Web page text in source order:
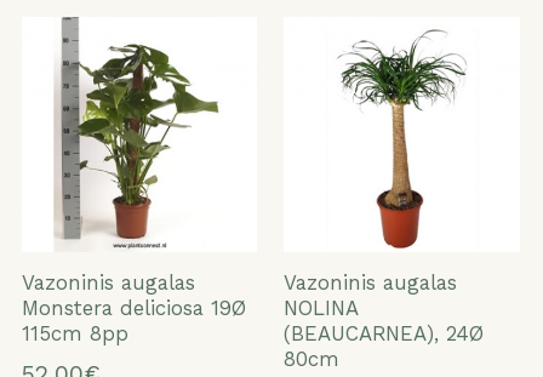
Vazoninis augalas
Monstera deliciosa 19Ø
115cm 8pp
Vazoninis augalas
NOLINA
(BEAUCARNEA), 24Ø
80cm